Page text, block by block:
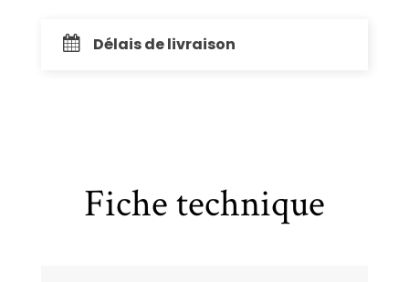
Délais de livraison
Fiche technique